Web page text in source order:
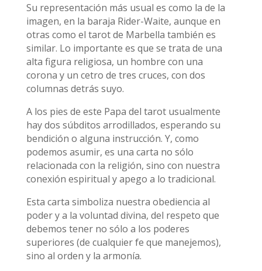
Su representación más usual es como la de la
imagen, en la baraja Rider-Waite, aunque en
otras como el tarot de Marbella también es
similar. Lo importante es que se trata de una
alta figura religiosa, un hombre con una
corona y un cetro de tres cruces, con dos
columnas detrás suyo.
A los pies de este Papa del tarot usualmente
hay dos súbditos arrodillados, esperando su
bendición o alguna instrucción. Y, como
podemos asumir, es una carta no sólo
relacionada con la religión, sino con nuestra
conexión espiritual y apego a lo tradicional.
Esta carta simboliza nuestra obediencia al
poder y a la voluntad divina, del respeto que
debemos tener no sólo a los poderes
superiores (de cualquier fe que manejemos),
sino al orden y la armonía.